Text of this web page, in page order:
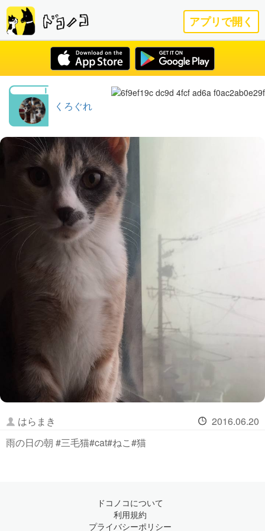
アプリで開く
くろぐれ
はらまき
2016.06.20
雨の日の朝 #三毛猫#cat#ねこ#猫
ドコノコについて
利用規約
プライバシーポリシー